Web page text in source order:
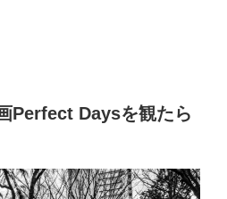
Perfect Daysを観たら